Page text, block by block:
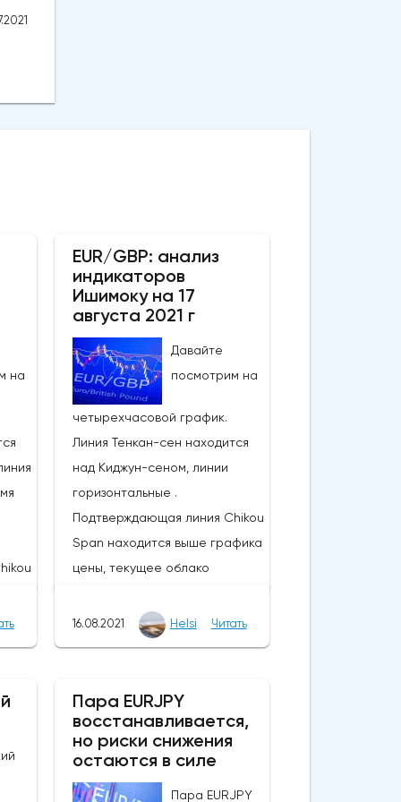
на
EUR/GBP: анализ
индикаторов
Ишимоку на 17
августа 2021 г
Давайте
посмотрим на
четырехчасовой график.
Линия Тенкан-сен находится
над Киджун-сеном, линии
горизонтальные .
Подтверждающая линия Chikou
Span находится выше графика
цены, текущее облако
торгуется выше линий Тенкан-
сен и Киджун-сен; бычий
Ожидается, что одним из
предыдущих минимумов линии
Chikou Span будет уровень
поддержки (0.8460).
Ожидается, что одним из
16.08.2021 Helsi Читать
Пара EURJPY
восстанавливается,
но риски снижения
остаются в силе
Пара EURJPY